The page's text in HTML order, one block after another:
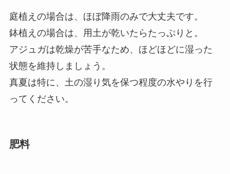
庭植えの場合は、ほぼ降雨のみで大丈夫です。
鉢植えの場合は、用土が乾いたらたっぷりと。
アジュガは乾燥が苦手なため、ほどほどに湿った
状態を維持しましょう。
真夏は特に、土の湿り気を保つ程度の水やりを行
ってください。
肥料